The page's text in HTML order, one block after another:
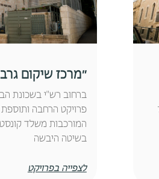
״מרכז שיקום
ברחוב רש"י בשכונת
המורכבות משלד
בשיטה היבשה
לצפייה בפרויקט